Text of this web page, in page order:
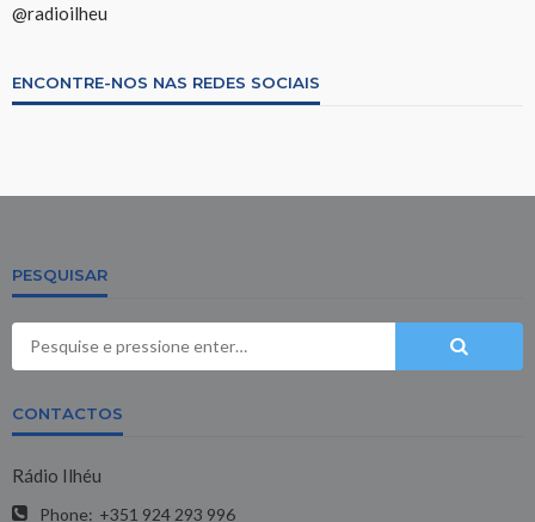
@radioilheu
ENCONTRE-NOS NAS REDES SOCIAIS
PESQUISAR
CONTACTOS
Rádio Ilhéu
Phone: +351 924 293 996